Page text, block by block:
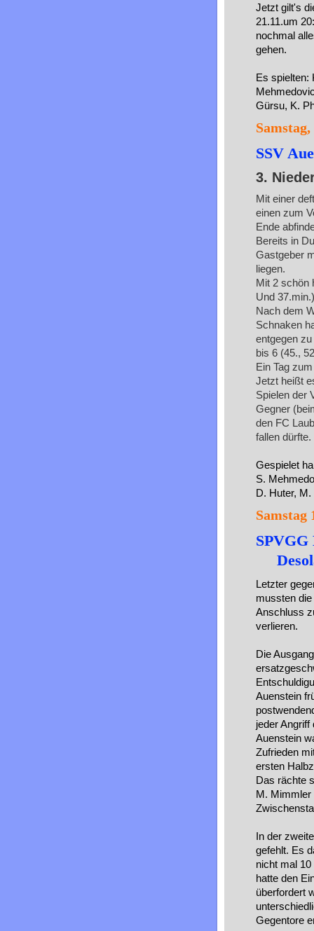
Jetzt gilt's
21.11.um
nochmal
gehen.
Es spielten:
Gürsu, K.
Samstag,
SSV
3.
Mit einer
einen zum
Ende
Bereits in
Gastgeber
liegen.
Mit 2 schön
Und
Nach dem
Schnaken
entgegen
bis 6 (45.,
Ein Tag
Jetzt heißt
Spielen der
Gegner
den FC
fallen dürfte.
Gespielet
S.
D. Huter,
Samstag
Letzter
mussten
Anschluss
verlieren.
Die
Auenstein
jeder
Auenstein
Zufrieden
ersten
Das rächte
M. Mimmler
In der
gefehlt. Es
nicht mal
hatte den
überfordert
Gegentore